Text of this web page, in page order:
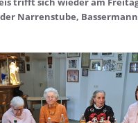
Narrenstube,